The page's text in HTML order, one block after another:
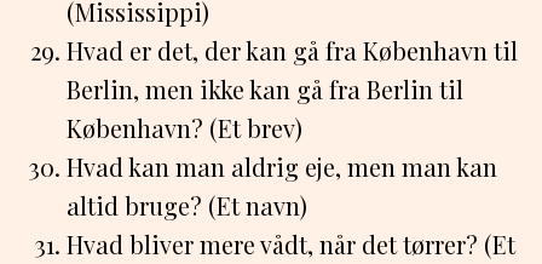
(Mississippi)
Hvad er det, der kan gå fra København til
Berlin, men ikke kan gå fra Berlin til
København? (Et brev)
Hvad kan man aldrig eje, men man kan
altid bruge? (Et navn)
Hvad bliver mere vådt, når det tørrer? (Et